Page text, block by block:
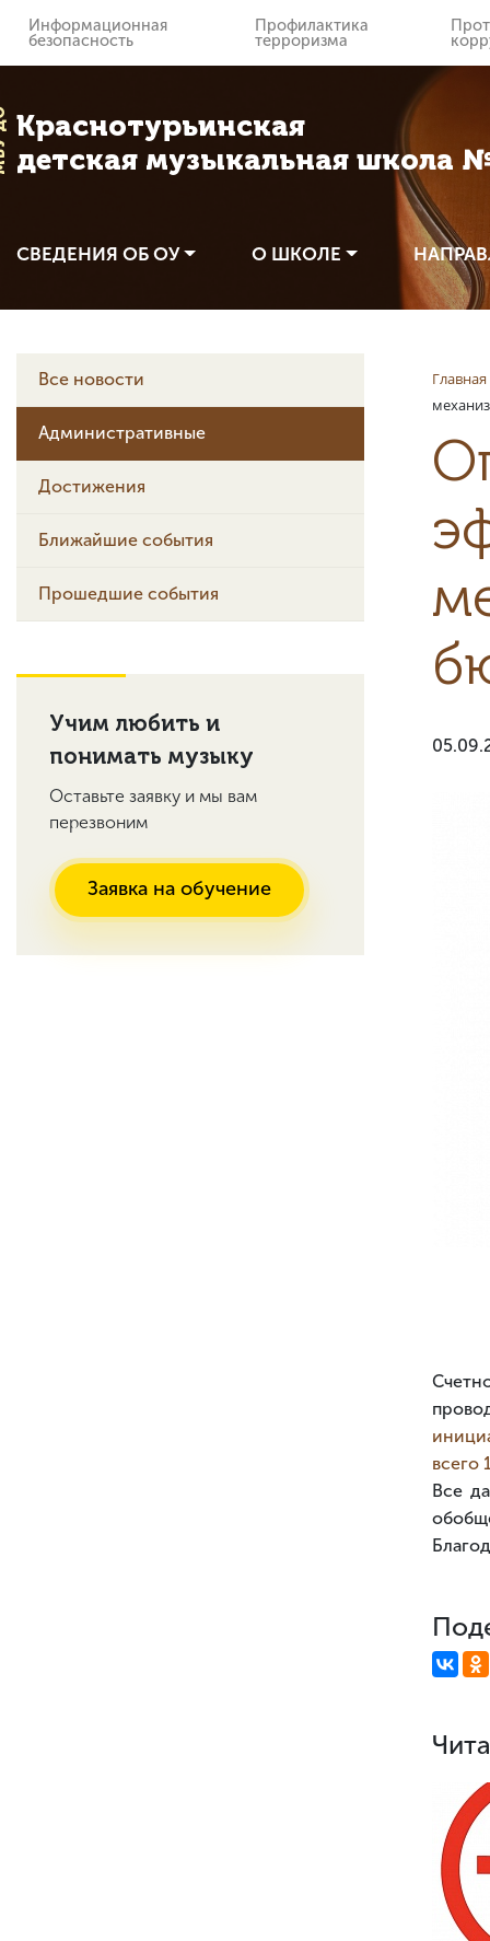
Информационная
безопасность
Профилактика
терроризма
Краснотурьинская
детская музыкальная школа
СВЕДЕНИЯ ОБ ОУ О ШКОЛЕ
Главная
всего
Все
Все новости
Административные
Достижения
Ближайшие события
Прошедшие события
Учим любить и
понимать музыку
Оставьте заявку и мы вам
перезвоним
Заявка на обучение